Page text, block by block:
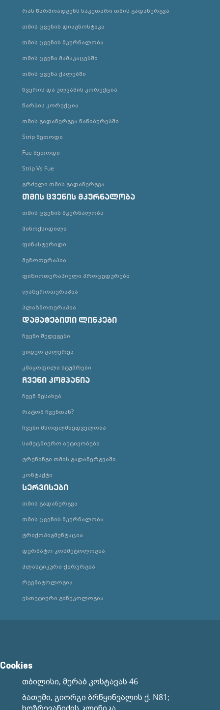
რას წარმოადგენს საკუთარი თმის გადანერგვა
თმის ცვენის დიაგნოსტიკა
თმის ცვენის მკურნალობა
თმის ცვენა მამაკაცებში
თმის ცვენა ქალებში
წვერის და ულვაშის კორექცია
წარბის კორექცია
თმის გადანერგვა ნაწიბურებში
Strip მეთოდი
Fue მეთოდი
Strip Vs Fue
გრძელი თმის გადანერგვა
თმის ცვენის მკურნალობა
თმის ცვენის მკურნალობა
მინოქსიდილი
ფინასტერიდი
მეზოთერაპია
ფიზიოთერაპიული პროცედურები
ლაზეროთერაპია
პლაზმოთერაპია
დამატებითი ლინკები
ჩვენი შედეგები
ვიდეო გალერეა
კმაყოფილი სტუმრები
ჩვენი კომპანია
ჩვენ შესახებ
რატომ ჩვენთან?
ჩვენი მსოფლმხედველობა
სამეცნიერო აქტივობები
ტრენინგი თმის გადანერგვაში
კონტაქტი
სერვისები
თმის გადანერგვა
თმის ცვენის მკურნალობა
ტრიქოპიგმენტაცია
დერმატო-კოსმეტოლოგია
პლასტიკური-ქირურგია
რევმატოლოგია
ესთეტიური გინეკოლოგია
Cookies
თბილისი, მერაბ კოსტავას 46
ბათუმი, გიორგი ბრწყინვალის ქ. N81;